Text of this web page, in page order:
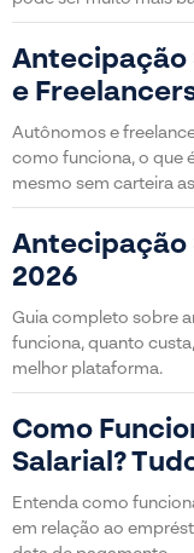
Antecipação
e
Autônomos e
como funciona, o que
mesmo sem carteira
Antecipação
2026
Guia completo sobre
funciona, quanto
melhor plataforma.
Como
Salarial?
Entenda como
em relação ao